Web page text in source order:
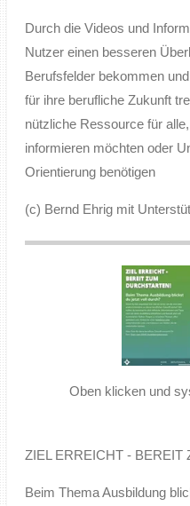
Durch die Videos und
Nutzer einen besseren
Berufsfelder bekommen
für ihre berufliche Zukunft
nützliche Ressource für
informieren möchten oder
Orientierung benötigen
(c) Bernd Ehrig mit
Oben klicken und
ZIEL ERREICHT - BEREIT
Beim Thema Ausbildung